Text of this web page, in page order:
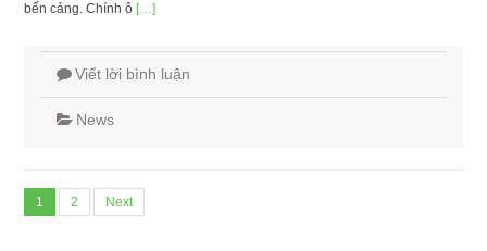
bến cảng. Chính ô […]
Viết lời bình luận
News
navigation
1 2 Next